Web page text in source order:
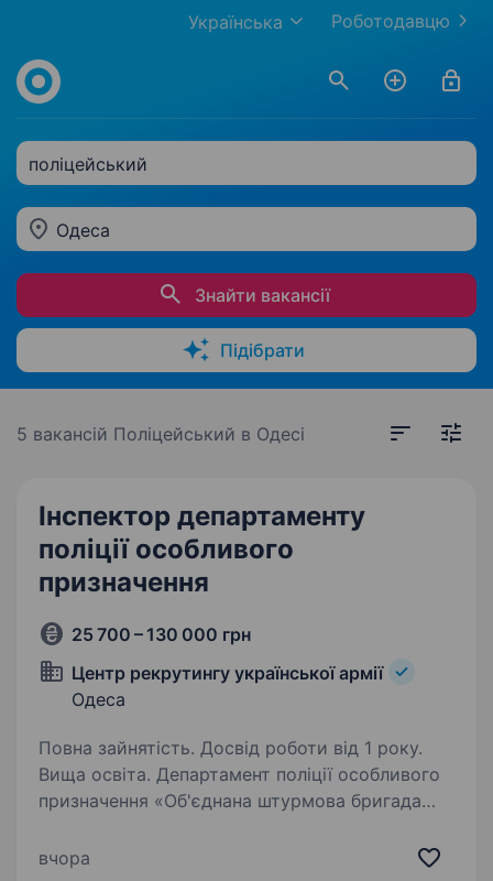
Роботодавцю
Українська
поліцейський
Одеса
Знайти вакансії
Підібрати
5 вакансій Поліцейський в Одесі
Інспектор департаменту
поліції особливого
призначення
25 700 – 130 000 грн
Центр рекрутингу української армії
Одеса
Повна зайнятість. Досвід роботи від 1 року.
Вища освіта. Департамент поліції особливого
призначення «Об'єднана штурмова бригада
підрозділ поліції нового зразка. Вимоги:
вчора